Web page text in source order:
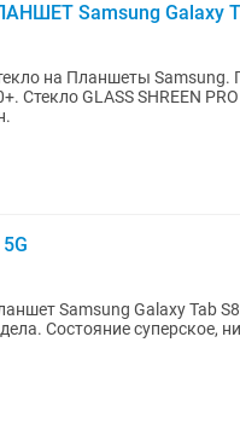
Samsung Galaxy
на Планшеты
Стекло GLASS SHREEN
Samsung Galaxy Tab
Состояние суперское,